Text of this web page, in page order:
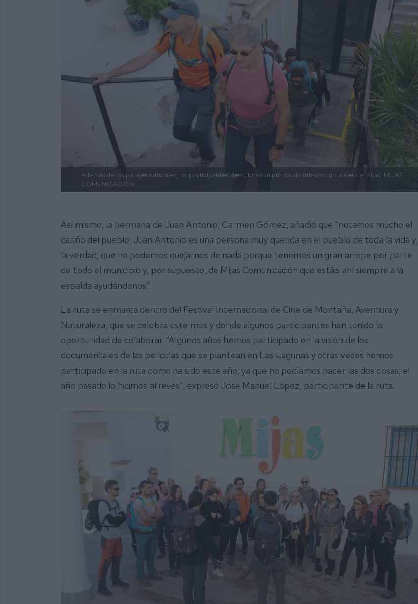
Además de los parajes naturales, los participantes descubrieron puntos de interés culturales de Mijas. MIJAS
COMUNICACIÓN
Así mismo, la hermana de Juan Antonio, Carmen Gómez, añadió que “notamos mucho el
cariño del pueblo; Juan Antonio es una persona muy querida en el pueblo de toda la vida y,
la verdad, que no podemos quejarnos de nada porque tenemos un gran arrope por parte
de todo el municipio y, por supuesto, de Mijas Comunicación que estáis ahí siempre a la
espalda ayudándonos”.
La ruta se enmarca dentro del Festival Internacional de Cine de Montaña, Aventura y
Naturaleza, que se celebra este mes y donde algunos participantes han tenido la
oportunidad de colaborar. “Algunos años hemos participado en la visión de los
documentales de las películas que se plantean en Las Lagunas y otras veces hemos
participado en la ruta como ha sido este año, ya que no podíamos hacer las dos cosas; el
año pasado lo hicimos al revés”, expresó Jose Manuel López, participante de la ruta.